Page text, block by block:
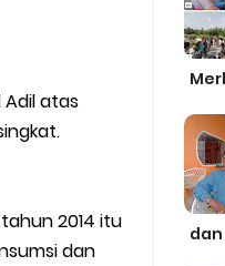
Adil atas
2014 itu
dan